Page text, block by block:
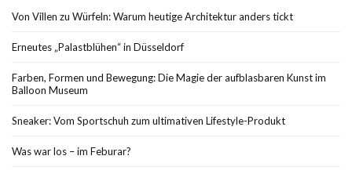
Von Villen zu Würfeln: Warum heutige Architektur anders tickt
Erneutes „Palastblühen“ in Düsseldorf
Farben, Formen und Bewegung: Die Magie der aufblasbaren Kunst im
Balloon Museum
Sneaker: Vom Sportschuh zum ultimativen Lifestyle-Produkt
Was war los – im Feburar?